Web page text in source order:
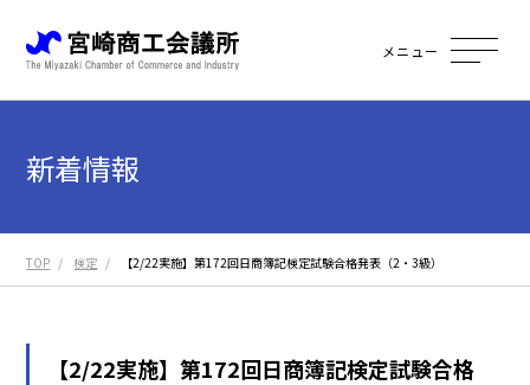
メニュー
新着情報
TOP 検定 【2/22実施】第172回日商簿記検定試験合格発表（2・3級）
【2/22実施】第172回日商簿記検定試験合格